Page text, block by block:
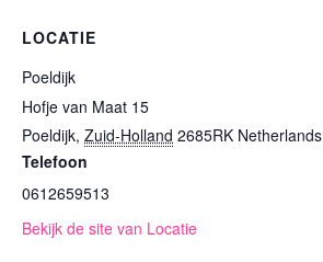
LOCATIE
Poeldijk
Hofje van Maat 15
Poeldijk, Zuid-Holland 2685RK Netherlands
Telefoon
0612659513
Bekijk de site van Locatie